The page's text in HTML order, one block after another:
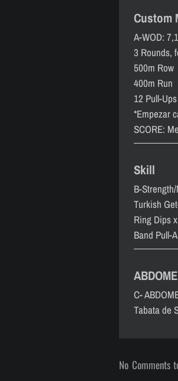
Custom
A-WOD:
3 Rounds,
500m Row
400m Run
12 Pull-Ups
*Empezar
SCORE:
Skill
B-
Turkish
Ring Dips
Band Pull-
C-
Tabata de
No Comments